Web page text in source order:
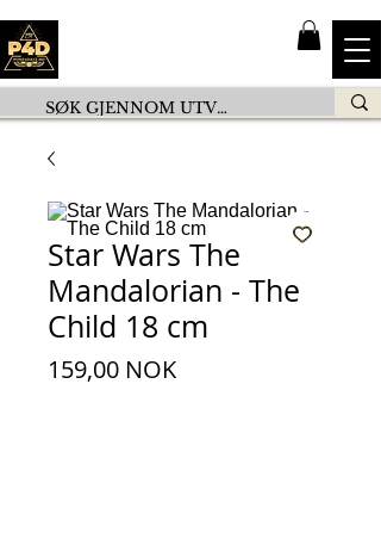
Star Wars The
Mandalorian - The
Child 18 cm
159,00 NOKPris